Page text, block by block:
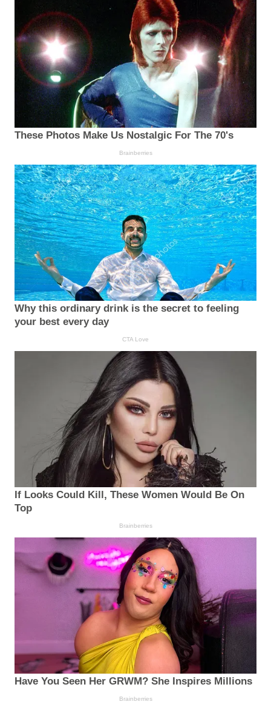
These Photos Make Us Nostalgic For The 70's
Brainberries
Why this ordinary drink is the secret to feeling
your best every day
CTA Love
If Looks Could Kill, These Women Would Be On
Top
Brainberries
Have You Seen Her GRWM? She Inspires Millions
Brainberries